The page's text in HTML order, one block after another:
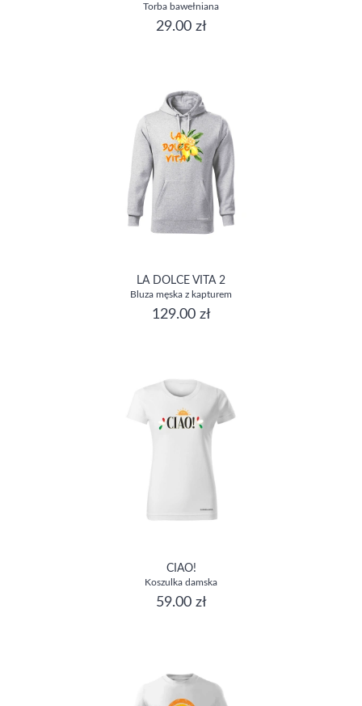
Torba bawełniana
29.00 zł
LA DOLCE VITA 2
Bluza męska z kapturem
129.00 zł
CIAO!
Koszulka damska
59.00 zł